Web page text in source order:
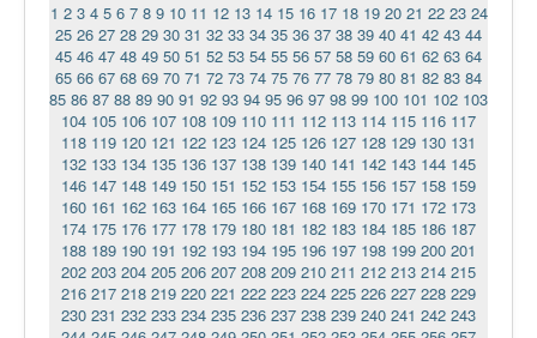
1 2 3 4 5 6 7 8 9 10 11 12 13 14 15 16 17 18 19 20 21 22 23 24
25 26 27 28 29 30 31 32 33 34 35 36 37 38 39 40 41 42 43 44
45 46 47 48 49 50 51 52 53 54 55 56 57 58 59 60 61 62 63 64
65 66 67 68 69 70 71 72 73 74 75 76 77 78 79 80 81 82 83 84
85 86 87 88 89 90 91 92 93 94 95 96 97 98 99 100 101 102 103
104 105 106 107 108 109 110 111 112 113 114 115 116 117
118 119 120 121 122 123 124 125 126 127 128 129 130 131
132 133 134 135 136 137 138 139 140 141 142 143 144 145
146 147 148 149 150 151 152 153 154 155 156 157 158 159
160 161 162 163 164 165 166 167 168 169 170 171 172 173
174 175 176 177 178 179 180 181 182 183 184 185 186 187
188 189 190 191 192 193 194 195 196 197 198 199 200 201
202 203 204 205 206 207 208 209 210 211 212 213 214 215
216 217 218 219 220 221 222 223 224 225 226 227 228 229
230 231 232 233 234 235 236 237 238 239 240 241 242 243